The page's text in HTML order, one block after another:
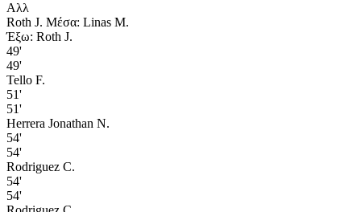
Αλλ
Roth J. Μέσα: Linas M.
Έξω: Roth J.
49'
49'
Tello F.
51'
51'
Herrera Jonathan N.
54'
54'
Rodriguez C.
54'
54'